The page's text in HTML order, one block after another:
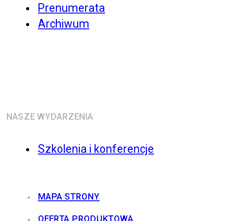
Prenumerata
Archiwum
NASZE WYDARZENIA
Szkolenia i konferencje
MAPA STRONY